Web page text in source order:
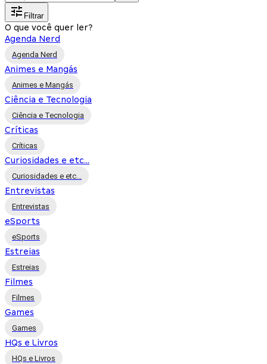
Filtrar
O que você quer ler?
Agenda Nerd
Agenda Nerd
Animes e Mangás
Animes e Mangás
Ciência e Tecnologia
Ciência e Tecnologia
Críticas
Críticas
Curiosidades e etc...
Curiosidades e etc...
Entrevistas
Entrevistas
eSports
eSports
Estreias
Estreias
Filmes
Filmes
Games
Games
HQs e Livros
HQs e Livros